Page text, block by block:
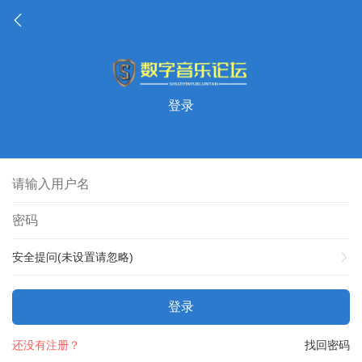
登录
安全提问(未设置请忽略)
登录
找回密码
还没有注册？